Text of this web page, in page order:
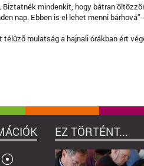
Biztatnék mindenkit, hogy bátran
nap. Ebben is el lehet menni bárhová”
mulatság a hajnali órákban ért
EZ TÖRTÉNT...